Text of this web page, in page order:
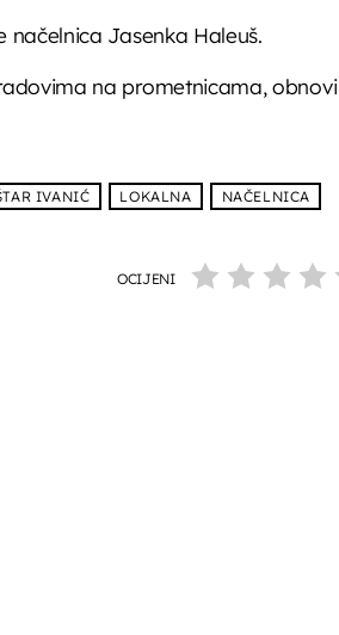
Jasenka Haleuš.
na prometnicama, obnovi
IVANIĆ LOKALNA NAČELNICA
OCIJENI